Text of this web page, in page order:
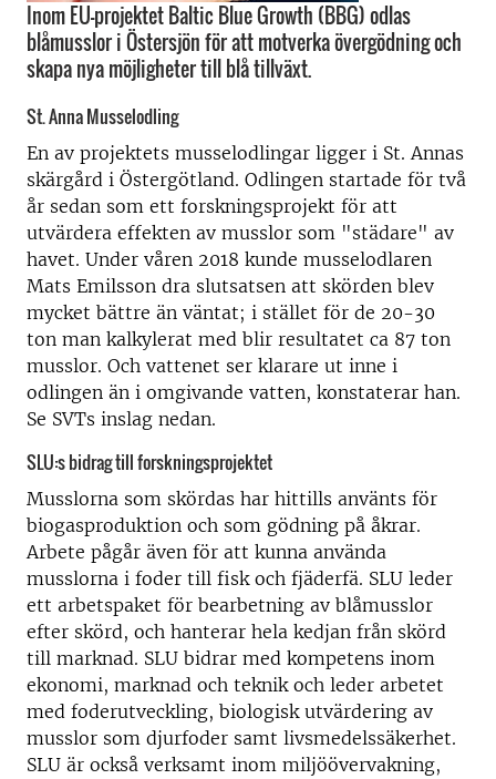
Inom EU-projektet Baltic Blue Growth (BBG) odlas
blåmusslor i Östersjön för att motverka övergödning och
skapa nya möjligheter till blå tillväxt.
St. Anna Musselodling
En av projektets musselodlingar ligger i St. Annas
skärgård i Östergötland. Odlingen startade för två
år sedan som ett forskningsprojekt för att
utvärdera effekten av musslor som "städare" av
havet. Under våren 2018 kunde musselodlaren
Mats Emilsson dra slutsatsen att skörden blev
mycket bättre än väntat; i stället för de 20-30
ton man kalkylerat med blir resultatet ca 87 ton
musslor. Och vattenet ser klarare ut inne i
odlingen än i omgivande vatten, konstaterar han.
Se SVTs inslag nedan.
SLU:s bidrag till forskningsprojektet
Musslorna som skördas har hittills använts för
biogasproduktion och som gödning på åkrar.
Arbete pågår även för att kunna använda
musslorna i foder till fisk och fjäderfä. SLU leder
ett arbetspaket för bearbetning av blåmusslor
efter skörd, och hanterar hela kedjan från skörd
till marknad. SLU bidrar med kompetens inom
ekonomi, marknad och teknik och leder arbetet
med foderutveckling, biologisk utvärdering av
musslor som djurfoder samt livsmedelssäkerhet.
SLU är också verksamt inom miljöövervakning,